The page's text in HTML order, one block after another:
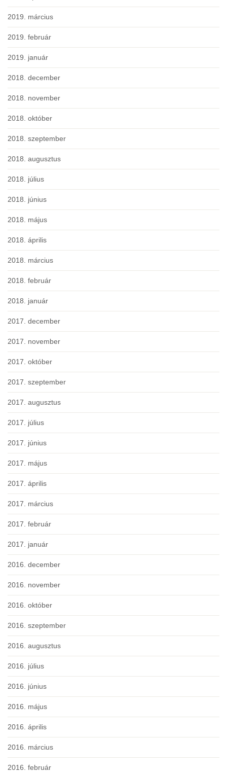
2019. március
2019. február
2019. január
2018. december
2018. november
2018. október
2018. szeptember
2018. augusztus
2018. július
2018. június
2018. május
2018. április
2018. március
2018. február
2018. január
2017. december
2017. november
2017. október
2017. szeptember
2017. augusztus
2017. július
2017. június
2017. május
2017. április
2017. március
2017. február
2017. január
2016. december
2016. november
2016. október
2016. szeptember
2016. augusztus
2016. július
2016. június
2016. május
2016. április
2016. március
2016. február